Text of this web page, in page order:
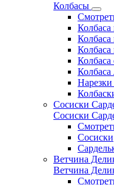
Колбасы
Колбаса
Колбаса
Колбаса
Колбаса
Колбаса
Нарезки
Сосиски
Сосиски
Сосиски
Ветчина
Ветчина